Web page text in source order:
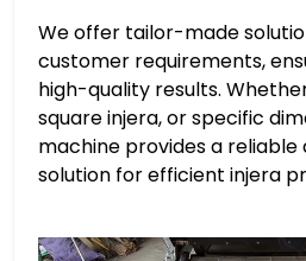
We offer tailor-made
customer requirements,
high-quality results.
square injera, or specific
machine provides a reliable
solution for efficient injera